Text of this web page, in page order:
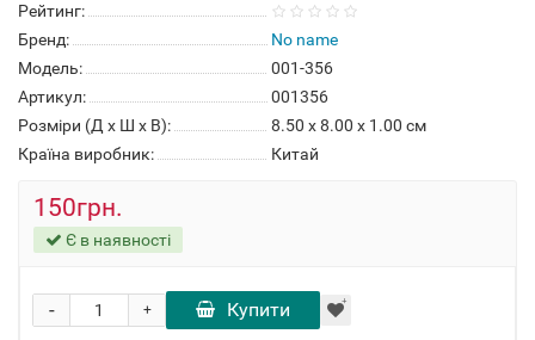
Рейтинг:
Бренд:
No name
Модель:
001-356
Артикул:
001356
Розміри (Д x Ш x В):
8.50 x 8.00 x 1.00 см
Країна виробник:
Китай
150грн.
Є в наявності
+
- Купити